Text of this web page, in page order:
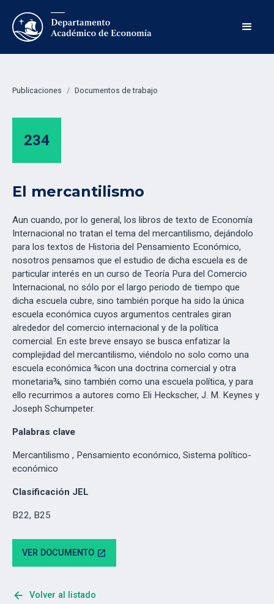
Publicaciones / Documentos de trabajo
234
El mercantilismo
Aun cuando, por lo general, los libros de texto de Economía
Internacional no tratan el tema del mercantilismo, dejándolo
para los textos de Historia del Pensamiento Económico,
nosotros pensamos que el estudio de dicha escuela es de
particular interés en un curso de Teoría Pura del Comercio
Internacional, no sólo por el largo periodo de tiempo que
dicha escuela cubre, sino también porque ha sido la única
escuela económica cuyos argumentos centrales giran
alrededor del comercio internacional y de la política
comercial. En este breve ensayo se busca enfatizar la
complejidad del mercantilismo, viéndolo no solo como una
escuela económica ¾con una doctrina comercial y otra
monetaria¾, sino también como una escuela política, y para
ello recurrimos a autores como Eli Heckscher, J. M. Keynes y
Joseph Schumpeter.
Palabras clave
Mercantilismo , Pensamiento económico, Sistema político-
económico
Clasificación JEL
B22, B25
VER DOCUMENTO open_in_new
arrow_back Volver al listado